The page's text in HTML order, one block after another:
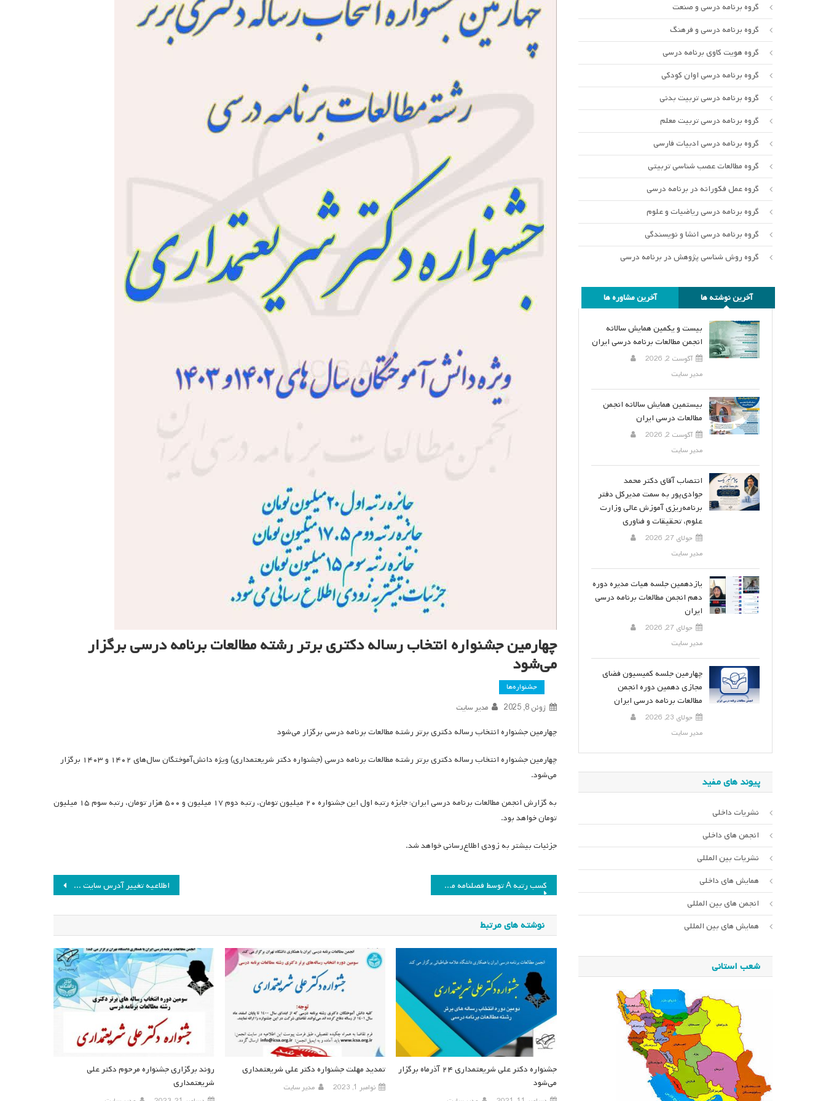
چهارمین جشنواره انتخاب رساله دکتری برتر رشته مطالعات برنامه درسی برگزار
می‌شود
جشنواره‌ها
ژوئن 8, 2025 مدیر سایت
چهارمین جشنواره انتخاب رساله دکتری برتر رشته مطالعات برنامه درسی برگزار می‌شود
چهارمین جشنواره انتخاب رساله دکتری برتر رشته مطالعات برنامه درسی (جشنواره دکتر شریعتمداری) ویژه دانش‌آموختگان سال‌های ۱۴۰۲ و ۱۴۰۳ برگزار
می‌شود.
به گزارش انجمن مطالعات برنامه درسی ایران؛ جایزه رتبه اول این جشنواره ۲۰ میلیون تومان، رتبه دوم ۱۷ میلیون و ۵۰۰ هزار تومان، رتبه سوم ۱۵ میلیون
تومان خواهد بود.
جزئیات بیشتر به زودی اطلاع‌رسانی خواهد شد.
راهبری
نوشته
اطلاعیه تغییر آدرس سایت «نشریه مطالعات برنامه درسی آموزش عالی» کسب رتبه A توسط فصلنامه مطالعات برنامه درسی ایران از وزارت علوم
نوشته های مرتبط
روند برگزاری جشنواره مرحوم دکتر علی
شریعتمداری
تمدید مهلت جشنواره دکتر علی شریعتمداری
نوامبر 1, 2023 مدیر سایت
جشنواره دکتر علی شریعتمداری ۲۴ آذرماه برگزار
می‌شود
گروه برنامه درسی و صنعت
گروه برنامه درسی و فرهنگ
گروه هویت کاوی برنامه درسی
گروه برنامه درسی اوان کودکی
گروه برنامه درسی تربیت بدنی
گروه برنامه درسی تربیت معلم
گروه برنامه درسی ادبیات فارسی
گروه مطالعات عصب شناسی تربیتی
گروه عمل فکورانه در برنامه درسی
گروه برنامه درسی ریاضیات و علوم
گروه برنامه درسی انشا و نویسندگی
گروه روش شناسی پژوهش در برنامه درسی
آخرین نوشته ها آخرین مشاوره ها
بیست و یکمین همایش سالانه
انجمن مطالعات برنامه درسی ایران
آگوست 2, 2026
مدیر سایت
بیستمین همایش سالانه انجمن
مطالعات درسی ایران
آگوست 2, 2026
مدیر سایت
انتصاب آقای دکتر محمد
جوادی‌پور به سمت مدیرکل دفتر
برنامه‌ریزی آموزش عالی وزارت
علوم، تحقیقات و فناوری
جولای 27, 2026
مدیر سایت
یازدهمین جلسه هیات مدیره دوره
دهم انجمن مطالعات برنامه درسی
ایران
جولای 27, 2026
مدیر سایت
چهارمین جلسه کمیسیون فضای
مجازی دهمین دوره انجمن
مطالعات برنامه درسی ایران
جولای 23, 2026
مدیر سایت
پیوند های مفید
نشریات داخلی
انجمن های داخلی
نشریات بین المللی
همایش های داخلی
انجمن های بین المللی
همایش های بین المللی
شعب استانی